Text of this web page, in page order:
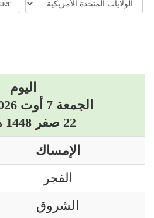
اليوم
الجمعة 7 أوت 2026 ميلادي
22 صفر 1448 هجري
الإمساك
الفجر
الشروق